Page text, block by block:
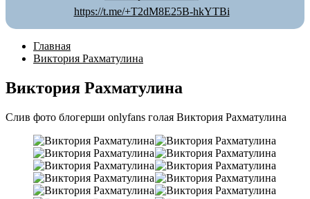
https://t.me/+T2dM8E25B-hkYTBi
Главная
Виктория Рахматулина
Виктория Рахматулина
Слив фото блогерши onlyfans голая Виктория Рахматулина